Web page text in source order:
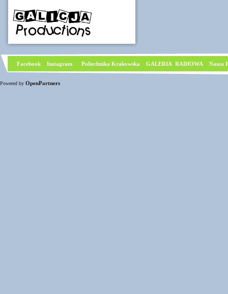
Facebook Instagram Poliechnika Krakowska GALERIA RADIOWA Nasza
Powered by OpenPartners